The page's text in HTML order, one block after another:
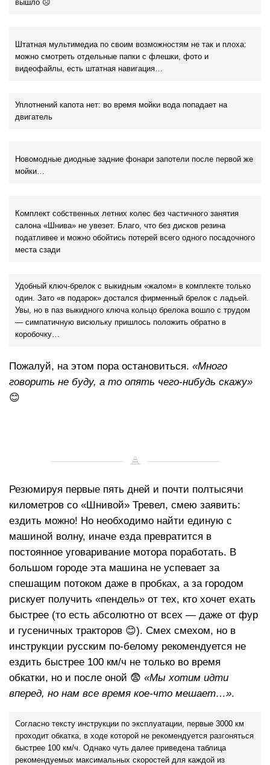
вышло ☹
Штатная мультимедиа по своим возможностям не так и плоха:
можно смотреть отдельные папки с флешки, фото и
видеофайлы, есть штатная навигация…
Уплотнений капота нет: во время мойки вода попадает на
двигатель
Новомодные диодные задние фонари запотели после первой же
мойки…
Комплект собственных летних колес без частичного занятия
салона «Шнива» не увезет. Благо, что без дисков резина
податливее и можно обойтись потерей всего одного посадочного
места сзади
Удобный ключ-брелок с выкидным «жалом» в комплекте только
один. Зато «в подарок» достался фирменный брелок с ладьей.
Увы, но в паз выкидного ключа кольцо брелока вошло с трудом
— симпатичную висюльку пришлось положить обратно в
коробочку…
Пожалуй, на этом пора остановиться. «Много
говорить не буду, а то опять чего-нибудь скажу»
😊
Резюмируя первые пять дней и почти полтысячи
километров со «Шнивой» Тревел, смею заявить:
ездить можно! Но необходимо найти единую с
машиной волну, иначе езда превратится в
постоянное уговаривание мотора поработать. В
большом городе эта машина не успевает за
спешащим потоком даже в пробках, а за городом
рискует получить «пендель» от тех, кто хочет ехать
быстрее (то есть абсолютно от всех — даже от фур
и гусеничных тракторов 😊). Смех смехом, но в
инструкции русским по-белому рекомендуется не
ездить быстрее 100 км/ч не только во время
обкатки, но и после оной 😨 «Мы хотим идти
вперед, но нам все время кое-что мешает…».
Согласно тексту инструкции по эксплуатации, первые 3000 км
проходит обкатка, в ходе которой не рекомендуется разгоняться
быстрее 100 км/ч. Однако чуть далее приведена таблица
рекомендуемых максимальных скоростей для каждой из